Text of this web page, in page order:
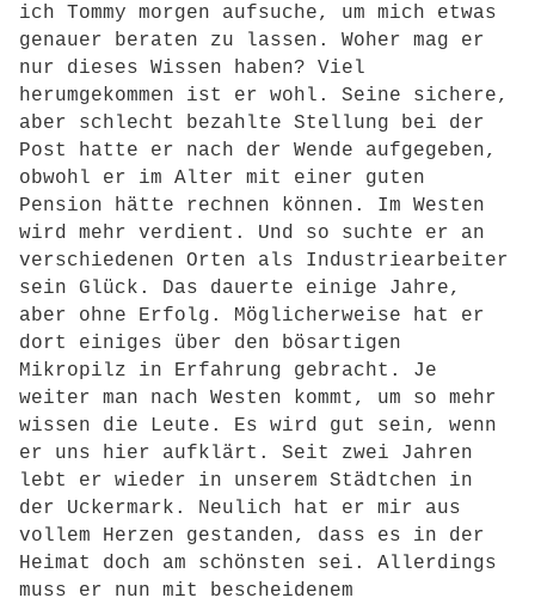
ich Tommy morgen aufsuche, um mich etwas
genauer beraten zu lassen. Woher mag er
nur dieses Wissen haben? Viel
herumgekommen ist er wohl. Seine sichere,
aber schlecht bezahlte Stellung bei der
Post hatte er nach der Wende aufgegeben,
obwohl er im Alter mit einer guten
Pension hätte rechnen können. Im Westen
wird mehr verdient. Und so suchte er an
verschiedenen Orten als Industriearbeiter
sein Glück. Das dauerte einige Jahre,
aber ohne Erfolg. Möglicherweise hat er
dort einiges über den bösartigen
Mikropilz in Erfahrung gebracht. Je
weiter man nach Westen kommt, um so mehr
wissen die Leute. Es wird gut sein, wenn
er uns hier aufklärt. Seit zwei Jahren
lebt er wieder in unserem Städtchen in
der Uckermark. Neulich hat er mir aus
vollem Herzen gestanden, dass es in der
Heimat doch am schönsten sei. Allerdings
muss er nun mit bescheidenem